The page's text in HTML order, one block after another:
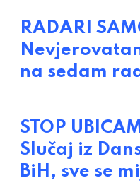
RADARI
na sedam
STOP
Slučaj iz
BiH, sve se